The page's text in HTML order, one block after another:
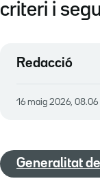
criteri i
Redacció
16 maig 2026, 08.06
Generalitat